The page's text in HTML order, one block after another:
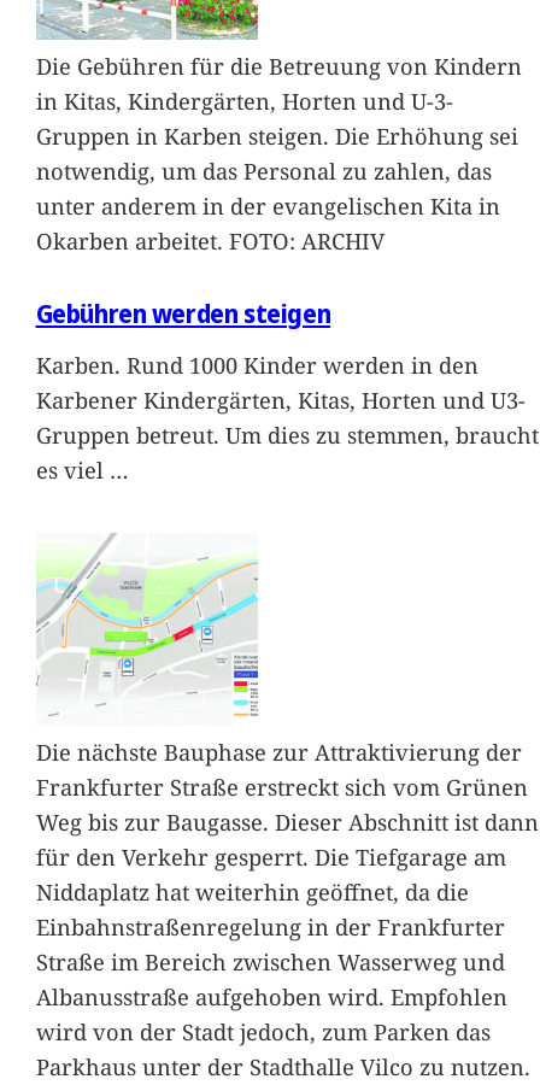
Die Gebühren für die Betreuung von Kindern
in Kitas, Kindergärten, Horten und U-3-
Gruppen in Karben steigen. Die Erhöhung sei
notwendig, um das Personal zu zahlen, das
unter anderem in der evangelischen Kita in
Okarben arbeitet. FOTO: ARCHIV
Gebühren werden steigen
Karben. Rund 1000 Kinder werden in den
Karbener Kindergärten, Kitas, Horten und U3-
Gruppen betreut. Um dies zu stemmen, braucht
es viel …
Die nächste Bauphase zur Attraktivierung der
Frankfurter Straße erstreckt sich vom Grünen
Weg bis zur Baugasse. Dieser Abschnitt ist dann
für den Verkehr gesperrt. Die Tiefgarage am
Niddaplatz hat weiterhin geöffnet, da die
Einbahnstraßenregelung in der Frankfurter
Straße im Bereich zwischen Wasserweg und
Albanusstraße aufgehoben wird. Empfohlen
wird von der Stadt jedoch, zum Parken das
Parkhaus unter der Stadthalle Vilco zu nutzen.